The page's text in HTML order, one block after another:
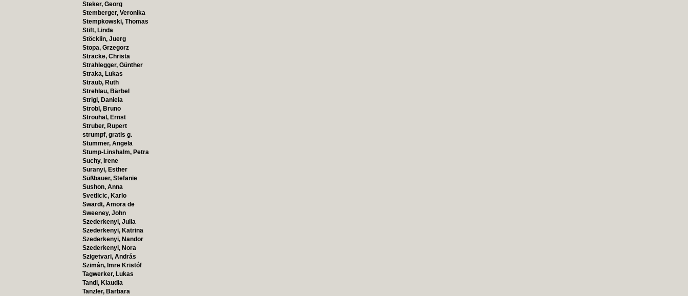
Steker, Georg
Stemberger, Veronika
Stempkowski, Thomas
Stift, Linda
Stöcklin, Juerg
Stopa, Grzegorz
Stracke, Christa
Strahlegger, Günther
Straka, Lukas
Straub, Ruth
Strehlau, Bärbel
Strigl, Daniela
Strobl, Bruno
Strouhal, Ernst
Struber, Rupert
strumpf, gratis g.
Stummer, Angela
Stump-Linshalm, Petra
Suchy, Irene
Suranyi, Esther
Süßbauer, Stefanie
Sushon, Anna
Svetlicic, Karlo
Swardt, Amora de
Sweeney, John
Szederkenyi, Julia
Szederkenyi, Katrina
Szederkenyi, Nandor
Szederkenyi, Nora
Szigetvari, András
Szimán, Imre Kristóf
Tagwerker, Lukas
Tandl, Klaudia
Tanzler, Barbara